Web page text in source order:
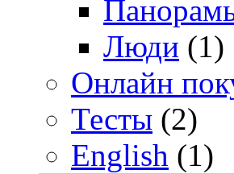
Люди (1)
Онлайн
Тесты (2)
English (1)